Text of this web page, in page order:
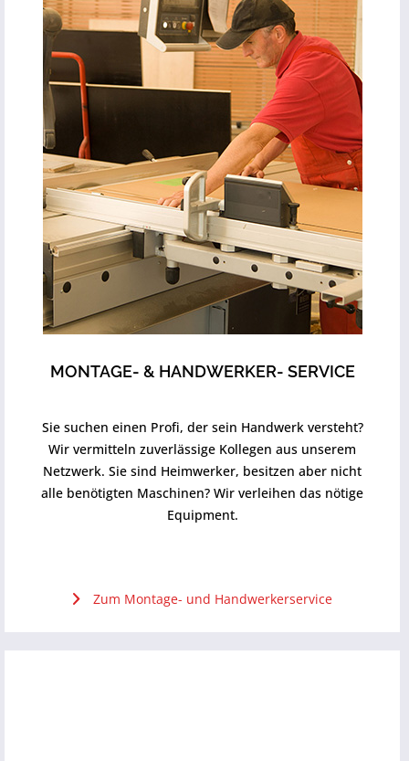
MONTAGE- & HANDWERKER- SERVICE
Sie suchen einen Profi, der sein Handwerk versteht?
Wir vermitteln zuverlässige Kollegen aus unserem
Netzwerk. Sie sind Heimwerker, besitzen aber nicht
alle benötigten Maschinen? Wir verleihen das nötige
Equipment.
Zum Montage- und Handwerkerservice